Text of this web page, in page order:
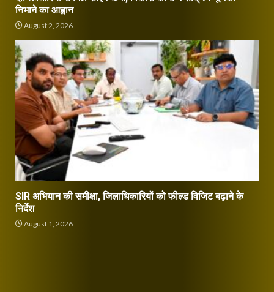
निभाने का आह्वान
August 2, 2026
SIR अभियान की समीक्षा, जिलाधिकारियों को फील्ड विजिट बढ़ाने के
निर्देश
August 1, 2026